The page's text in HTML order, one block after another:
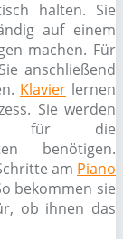
halten. Sie
auf einem
machen. Für
anschließend
Klavierlernen
Sie werden
für die
benötigen.
am Piano
bekommen sie
ob ihnen das